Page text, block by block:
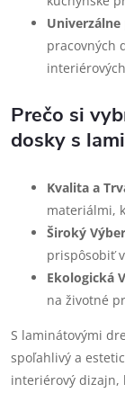
pracovných
Prečo si
dosky s
Kvalita a
materiálmi,
Široký
prispôsobiť
Ekologická
na životné
S laminátovými
spoľahlivý a
interiérový dizajn,